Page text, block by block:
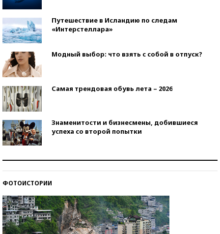
Путешествие в Исландию по следам
«Интерстеллара»
Модный выбор: что взять с собой в отпуск?
Самая трендовая обувь лета – 2026
Знаменитости и бизнесмены, добившиеся
успеха со второй попытки
ФОТОИСТОРИИ